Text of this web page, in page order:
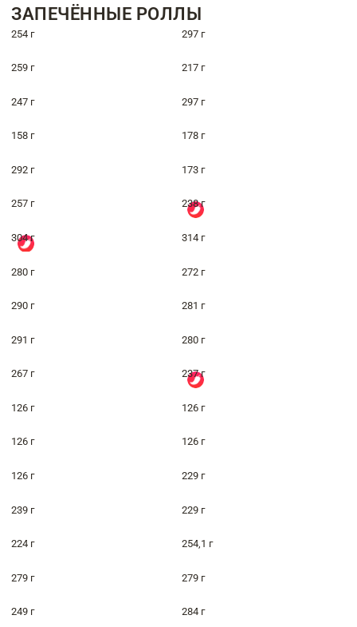
ЗАПЕЧЁННЫЕ РОЛЛЫ
254 г 297 г
259 г 217 г
247 г 297 г
158 г 178 г
292 г 173 г
257 г 238 г
304 г 314 г
280 г 272 г
290 г 281 г
291 г 280 г
267 г 237 г
126 г 126 г
126 г 126 г
126 г 229 г
239 г 229 г
224 г 254,1 г
279 г 279 г
249 г 284 г